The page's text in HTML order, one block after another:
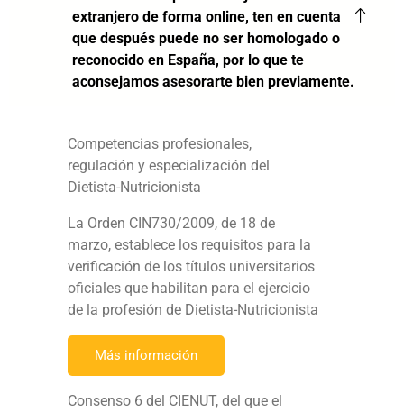
extranjero de forma online, ten en cuenta
que después puede no ser homologado o
reconocido en España, por lo que te
aconsejamos asesorarte bien previamente.
Competencias profesionales,
regulación y especialización del
Dietista-Nutricionista
La Orden CIN730/2009, de 18 de
marzo, establece los requisitos para la
verificación de los títulos universitarios
oficiales que habilitan para el ejercicio
de la profesión de Dietista-Nutricionista
Más información
Consenso 6 del CIENUT, del que el